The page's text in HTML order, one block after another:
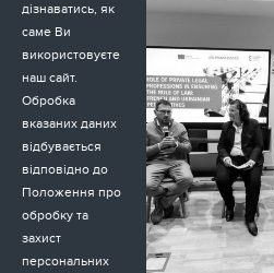
дізнаватись, як
саме Ви
використовуєте
наш сайт.
Обробка
вказаних даних
відбувається
відповідно до
Положення про
обробку та
захист
персональних